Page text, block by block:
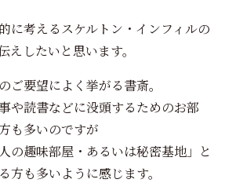
に考えるスケルトン・インフィルの
えしたいと思います。
ご要望によく挙がる書斎。
や読書などに没頭するためのお部
も多いのですが
の趣味部屋・あるいは秘密基地」と
方も多いように感じます。